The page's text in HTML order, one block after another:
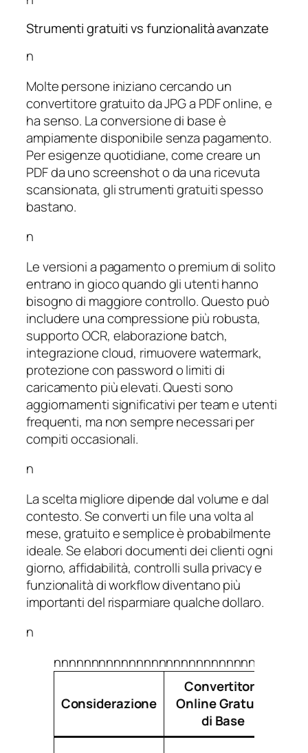
Strumenti gratuiti vs funzionalità avanzate
n
Molte persone iniziano cercando un
convertitore gratuito da JPG a PDF online, e
ha senso. La conversione di base è
ampiamente disponibile senza pagamento.
Per esigenze quotidiane, come creare un
PDF da uno screenshot o da una ricevuta
scansionata, gli strumenti gratuiti spesso
bastano.
n
Le versioni a pagamento o premium di solito
entrano in gioco quando gli utenti hanno
bisogno di maggiore controllo. Questo può
includere una compressione più robusta,
supporto OCR, elaborazione batch,
integrazione cloud, rimuovere watermark,
protezione con password o limiti di
caricamento più elevati. Questi sono
aggiornamenti significativi per team e utenti
frequenti, ma non sempre necessari per
compiti occasionali.
n
La scelta migliore dipende dal volume e dal
contesto. Se converti un file una volta al
mese, gratuito e semplice è probabilmente
ideale. Se elabori documenti dei clienti ogni
giorno, affidabilità, controlli sulla privacy e
funzionalità di workflow diventano più
importanti del risparmiare qualche dollaro.
n
Considerazione
Convertitore
Online Gratuito
di Base